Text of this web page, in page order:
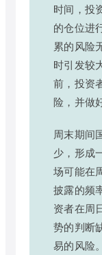
时间，投
的仓位进
累的风险
时引发较
前，投资
险，并做
周末期间
少，形成
场可能在
披露的频
资者在周
势的判断
易的风险